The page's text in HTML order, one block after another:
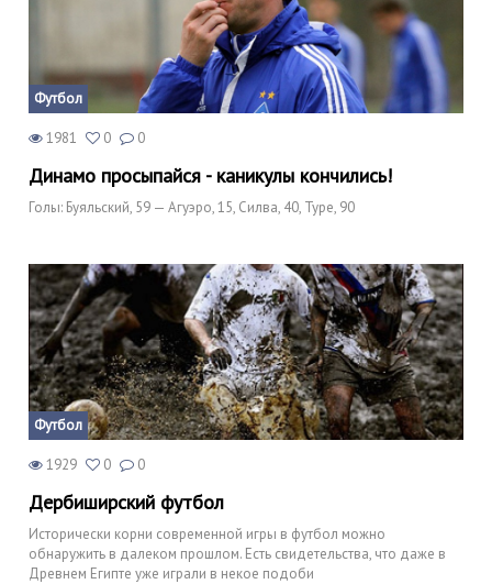
Футбол
1981 0 0
Динамо просыпайся - каникулы кончились!
Голы: Буяльский, 59 — Агуэро, 15, Силва, 40, Туре, 90
Футбол
1929 0 0
Дербиширский футбол
Исторически корни современной игры в футбол можно
обнаружить в далеком прошлом. Есть свидетельства, что даже в
Древнем Египте уже играли в некое подоби